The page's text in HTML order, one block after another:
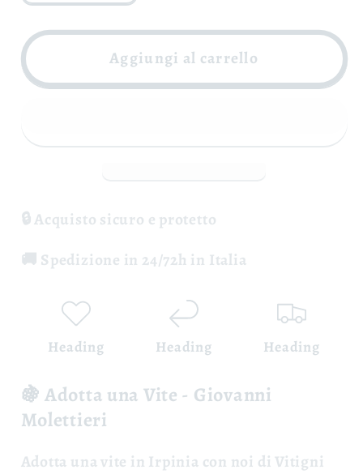
quantità
per
una
quantità
per
Adotta
Aggiungi al carrello
🔒 Acquisto sicuro e protetto
🚚 Spedizione in 24/72h in Italia
Heading Heading Heading
🍇 Adotta una Vite - Giovanni
Molettieri
Adotta una vite in Irpinia con noi di Vitigni